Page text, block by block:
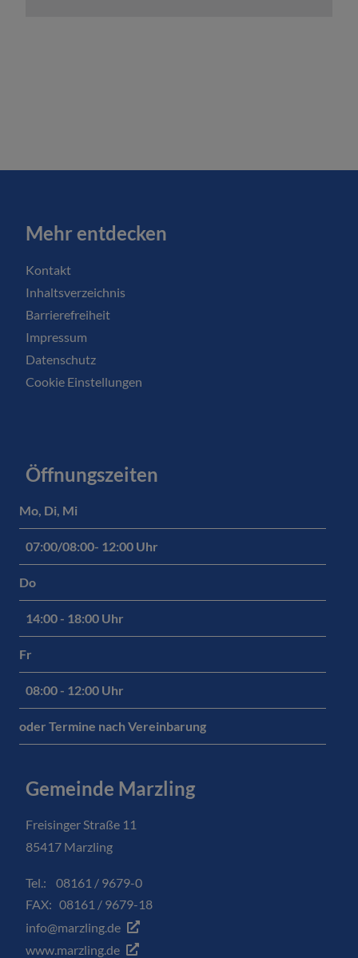
Mehr entdecken
Kontakt
Inhaltsverzeichnis
Barrierefreiheit
Impressum
Datenschutz
Cookie Einstellungen
Öffnungszeiten
Mo, Di, Mi
07:00/08:00- 12:00 Uhr
Do
14:00 - 18:00 Uhr
Fr
08:00 - 12:00 Uhr
oder Termine nach Vereinbarung
Gemeinde Marzling
Freisinger Straße 11
85417 Marzling
Tel.: 08161 / 9679-0
FAX: 08161 / 9679-18
info@marzling.de
www.marzling.de